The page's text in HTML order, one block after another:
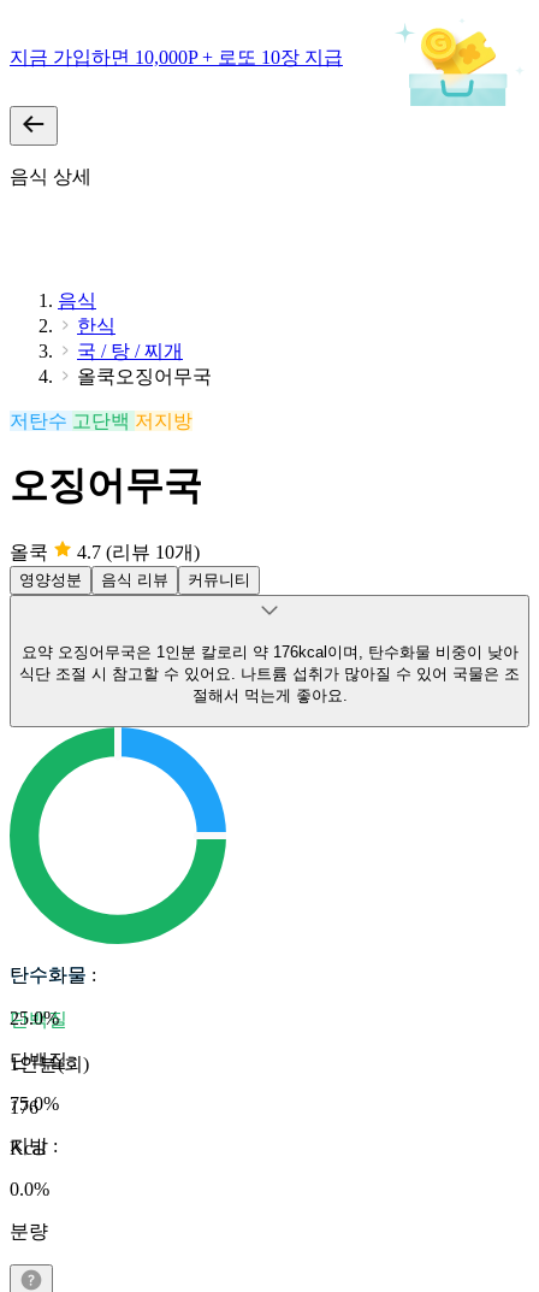
지금 가입하면 10,000P + 로또 10장 지급
음식 상세
음식
한식
국 / 탕 / 찌개
올쿡오징어무국
저탄수 고단백 저지방
오징어무국
올쿡 4.7 (리뷰 10개)
영양성분 음식 리뷰 커뮤니티
요약 오징어무국은 1인분 칼로리 약 176kcal이며, 탄수화물 비중이 낮아
식단 조절 시 참고할 수 있어요. 나트륨 섭취가 많아질 수 있어 국물은 조
절해서 먹는게 좋아요.
탄수화물
단백질
1인분(회)
176
Kcal
탄수화물 :
25.0%
단백질:
75.0%
지방 :
0.0%
분량